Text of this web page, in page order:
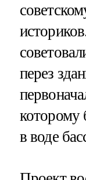
перез
которому
в воде